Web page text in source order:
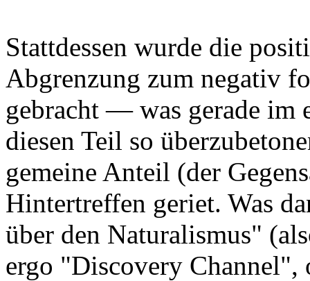
Stattdessen wurde die
Abgrenzung zum negativ
gebracht — was gerade im
diesen Teil so
gemeine Anteil (der
Hintertreffen geriet. Was
über den Naturalismus"
ergo "Discovery